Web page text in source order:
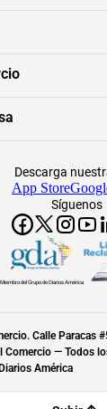
Síguenos
Descarga
App Store
Miembro del Grupo de Diarios América
Calle Paracas
Comercio — Todos
América